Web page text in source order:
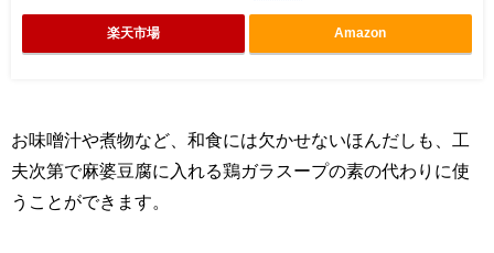
楽天市場 Amazon
お味噌汁や煮物など、和食には欠かせないほんだしも、工
夫次第で麻婆豆腐に入れる鶏ガラスープの素の代わりに使
うことができます。